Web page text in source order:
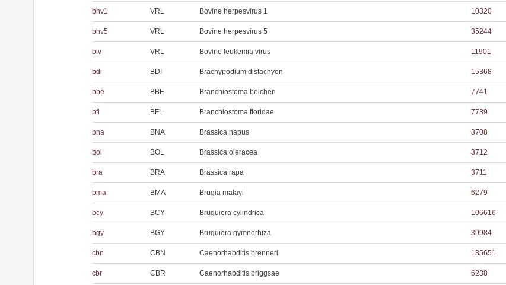
bhv1 VRL Bovine herpesvirus 1 10320
bhv5 VRL Bovine herpesvirus 5 35244
blv VRL Bovine leukemia virus 11901
bdi BDI Brachypodium distachyon 15368
bbe BBE Branchiostoma belcheri 7741
bfl BFL Branchiostoma floridae 7739
bna BNA Brassica napus 3708
bol BOL Brassica oleracea 3712
bra BRA Brassica rapa 3711
bma BMA Brugia malayi 6279
bcy BCY Bruguiera cylindrica 106616
bgy BGY Bruguiera gymnorhiza 39984
cbn CBN Caenorhabditis brenneri 135651
cbr CBR Caenorhabditis briggsae 6238